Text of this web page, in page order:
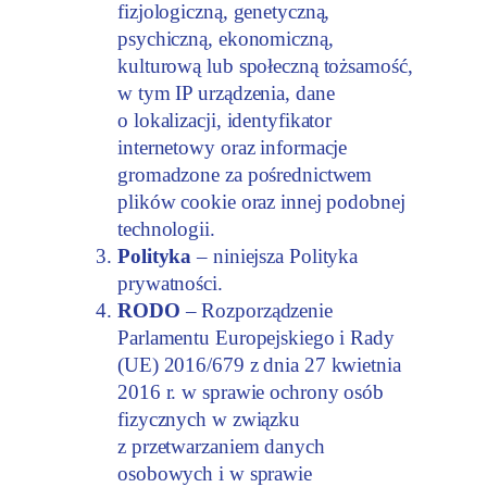
fizjologiczną, genetyczną,
psychiczną, ekonomiczną,
kulturową lub społeczną tożsamość,
w tym IP urządzenia, dane
o lokalizacji, identyfikator
internetowy oraz informacje
gromadzone za pośrednictwem
plików cookie oraz innej podobnej
technologii.
Polityka – niniejsza Polityka
prywatności.
RODO – Rozporządzenie
Parlamentu Europejskiego i Rady
(UE) 2016/679 z dnia 27 kwietnia
2016 r. w sprawie ochrony osób
fizycznych w związku
z przetwarzaniem danych
osobowych i w sprawie